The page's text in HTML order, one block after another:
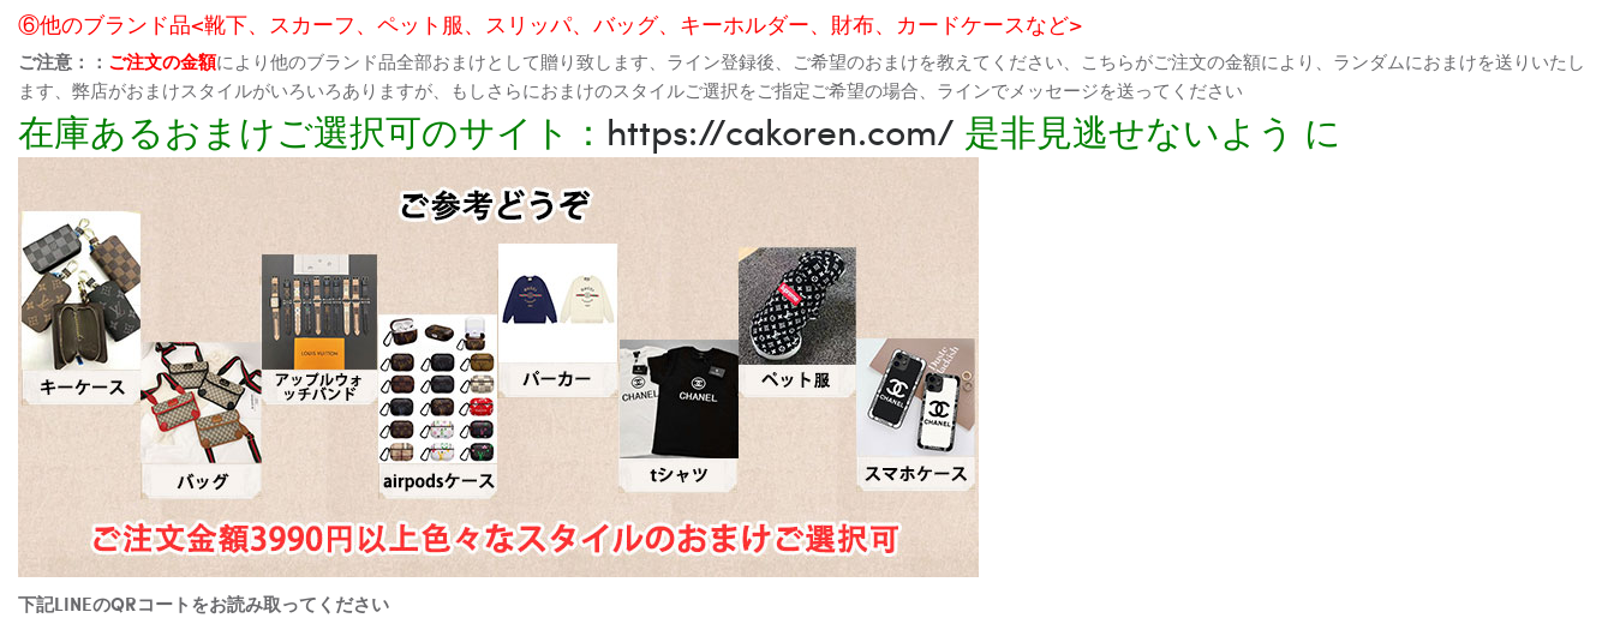
⑥他のブランド品<靴下、スカーフ、ペット服、スリッパ、バッグ、キーホルダー、財布、カードケースなど>
ご注意：： ご注文の金額により他のブランド品全部おまけとして贈り致します、ライン登録後、ご希望のおまけを教えてください、こちらがご注文の金額により、ランダムにおまけを送りいたし
ます、弊店がおまけスタイルがいろいろありますが、もしさらにおまけのスタイルご選択をご指定ご希望の場合、ラインでメッセージを送ってください
在庫あるおまけご選択可のサイト： https://cakoren.com/ 是非見逃せないよう に
下記LINEのQRコートをお読み取ってください